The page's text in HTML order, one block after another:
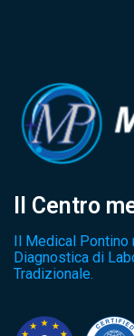
Il Centro
Il Medical Pontino
Diagnostica di
Tradizionale.